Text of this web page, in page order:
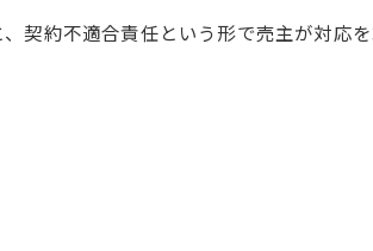
契約不適合責任という形で売主が対応を